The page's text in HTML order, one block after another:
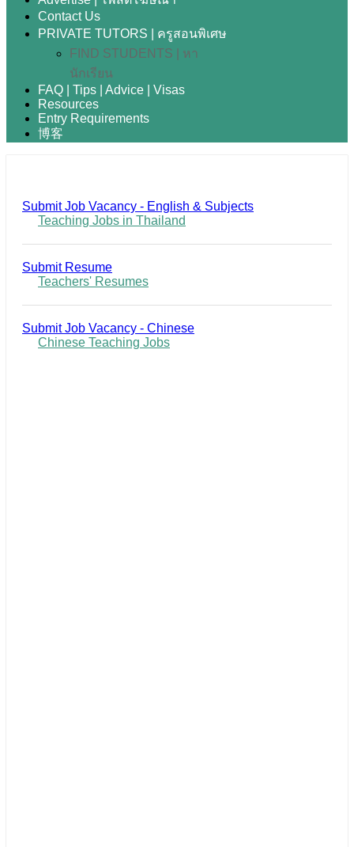
Contact Us
PRIVATE TUTORS | ครูสอนพิเศษ
FIND STUDENTS | หา
นักเรียน
FAQ | Tips | Advice | Visas
Resources
Entry Requirements
博客
Submit Job Vacancy - English & Subjects
Teaching Jobs in Thailand
Submit Resume
Teachers' Resumes
Submit Job Vacancy - Chinese
Chinese Teaching Jobs